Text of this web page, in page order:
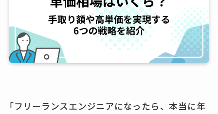
「フリーランスエンジニアになったら、本当に年